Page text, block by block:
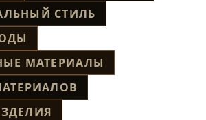
СТИЛЬ
МАТЕРИАЛЫ